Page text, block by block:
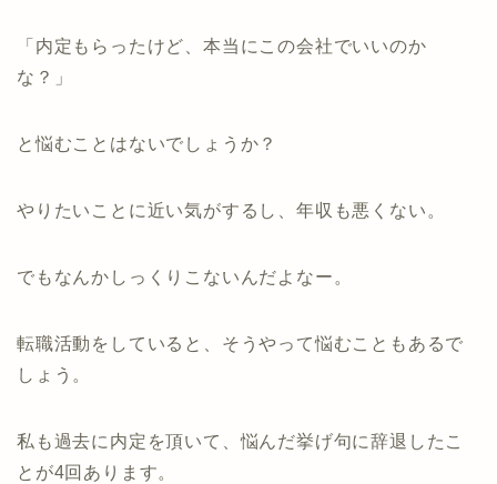
「内定もらったけど、本当にこの会社でいいのか
な？」
と悩むことはないでしょうか？
やりたいことに近い気がするし、年収も悪くない。
でもなんかしっくりこないんだよなー。
転職活動をしていると、そうやって悩むこともあるで
しょう。
私も過去に内定を頂いて、悩んだ挙げ句に辞退したこ
とが4回あります。